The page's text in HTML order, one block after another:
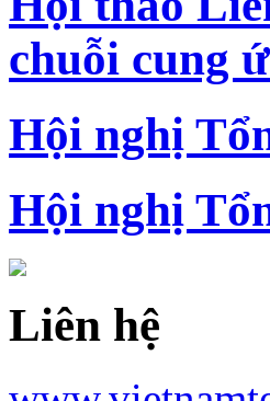
chuỗi cung
Hội nghị
Hội nghị
Liên hệ